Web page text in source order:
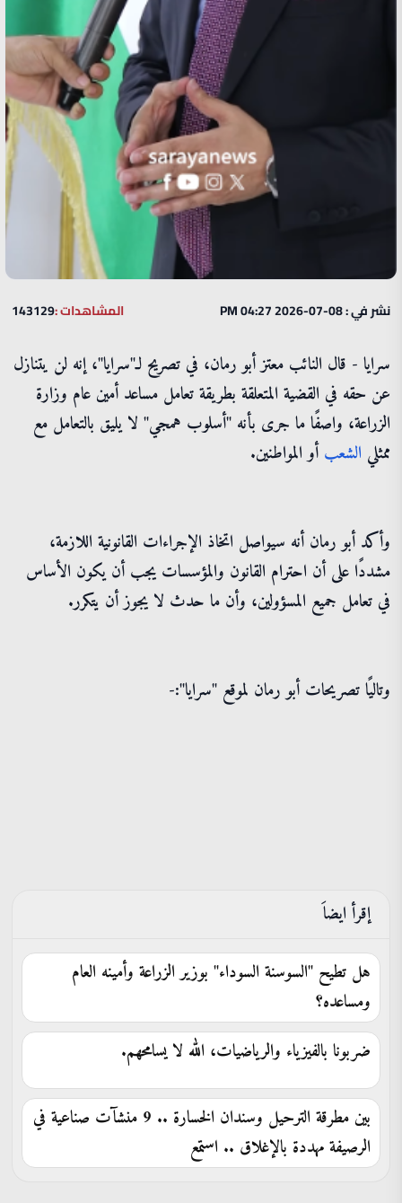
نشر في : 08-07-2026 04:27 PM المشاهدات :143129
سرايا - قال النائب معتز أبو رمان، في تصريح لـ"سرايا"، إنه لن يتنازل
عن حقه في القضية المتعلقة بطريقة تعامل مساعد أمين عام وزارة
الزراعة، واصفًا ما جرى بأنه "أسلوب همجي" لا يليق بالتعامل مع
ممثلي الشعبأو المواطنين.
وأكد أبو رمان أنه سيواصل اتخاذ الإجراءات القانونية اللازمة،
مشددًا على أن احترام القانون والمؤسسات يجب أن يكون الأساس
في تعامل جميع المسؤولين، وأن ما حدث لا يجوز أن يتكرر.
وتاليًا تصريحات أبو رمان لموقع "سرايا":-
إقرأ ايضاَ
هل تطيح "السوسنة السوداء" بوزير الزراعة وأمينه العام
ومساعده؟
ضربونا بالفيزياء والرياضيات، الله لا يسامحهم.
بين مطرقة الترحيل وسندان الخسارة .. 9 منشآت صناعية في
الرصيفة مهددة بالإغلاق .. استمع